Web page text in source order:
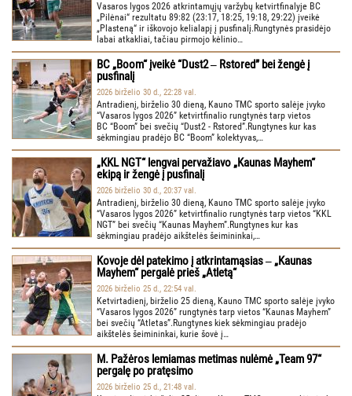
Vasaros lygos 2026 atkrintamųjų varžybų ketvirtfinalyje BC
„Pilėnai“ rezultatu 89:82 (23:17, 18:25, 19:18, 29:22) įveikė
„Plasteną“ ir iškovojo kelialapį į pusfinalį.Rungtynės prasidėjo
labai atkakliai, tačiau pirmojo kėlinio…
BC „Boom“ įveikė “Dust2 ‒ Rstored” bei žengė į
pusfinalį
2026 birželio 30 d., 22:28 val.
Antradienį, birželio 30 dieną, Kauno TMC sporto salėje įvyko
“Vasaros lygos 2026” ketvirtfinalio rungtynės tarp vietos
BC “Boom” bei svečių “Dust2 - Rstored”.Rungtynes kur kas
sėkmingiau pradėjo BC “Boom” kolektyvas,…
„KKL NGT“ lengvai pervažiavo „Kaunas Mayhem“
ekipą ir žengė į pusfinalį
2026 birželio 30 d., 20:37 val.
Antradienį, birželio 30 dieną, Kauno TMC sporto salėje įvyko
“Vasaros lygos 2026” ketvirtfinalio rungtynės tarp vietos “KKL
NGT” bei svečių “Kaunas Mayhem”.Rungtynes kur kas
sėkmingiau pradėjo aikštelės šeimininkai,…
Kovoje dėl patekimo į atkrintamąsias ‒ „Kaunas
Mayhem“ pergalė prieš „Atletą“
2026 birželio 25 d., 22:54 val.
Ketvirtadienį, birželio 25 dieną, Kauno TMC sporto salėje įvyko
“Vasaros lygos 2026” rungtynės tarp vietos “Kaunas Mayhem”
bei svečių “Atletas”.Rungtynes kiek sėkmingiau pradėjo
aikštelės šeimininkai, kurie šovė į…
M. Pažėros lemiamas metimas nulėmė „Team 97“
pergalę po pratęsimo
2026 birželio 25 d., 21:48 val.